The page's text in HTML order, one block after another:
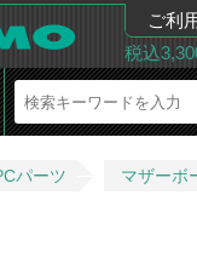
ご利
税込
パーツ マザーボ